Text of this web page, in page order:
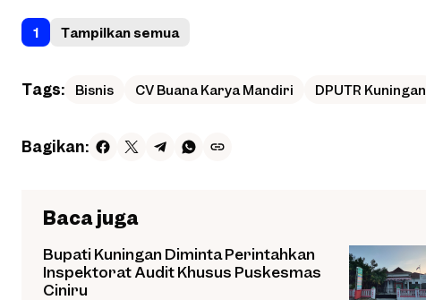
1 Tampilkan semua
Tags: Bisnis CV Buana Karya Mandiri DPUTR Kuningan
Bagikan:
Baca juga
Bupati Kuningan Diminta Perintahkan
Inspektorat Audit Khusus Puskesmas
Ciniru